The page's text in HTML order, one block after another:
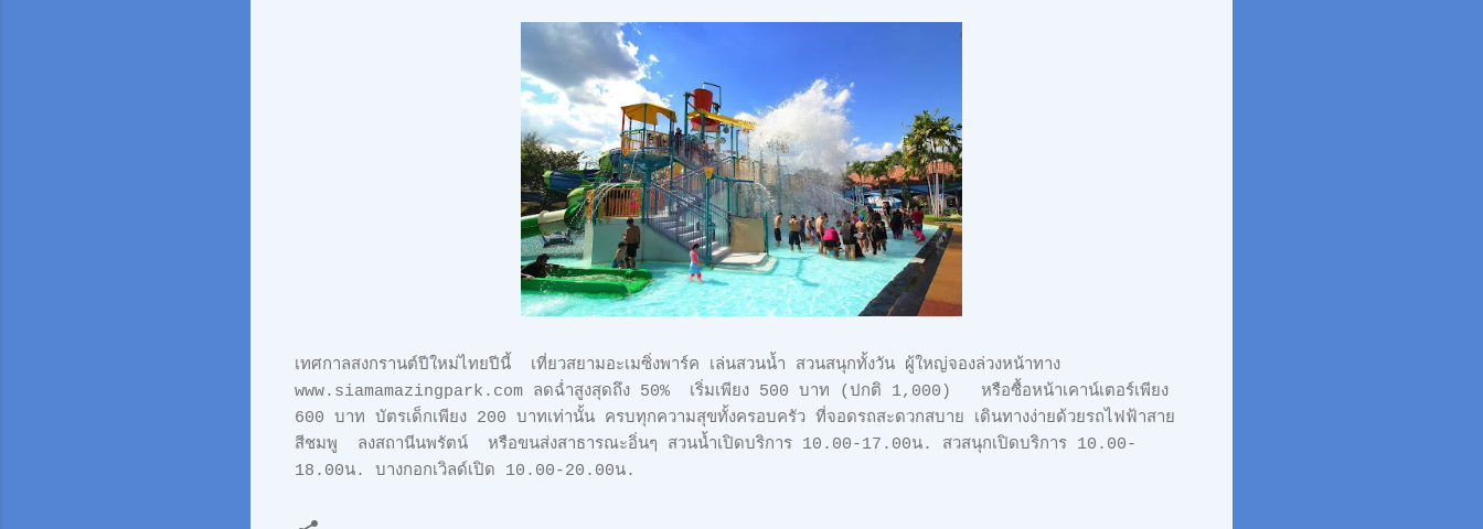
เทศกาลสงกรานต์ปีใหม่ไทยปีนี้ เที่ยวสยามอะเมซิ่งพาร์ค เล่นสวนน้ำ สวนสนุกทั้งวัน ผู้ใหญ่จองล่วงหน้าทาง
www.siamamazingpark.com ลดฉ่ำสูงสุดถึง 50% เริ่มเพียง 500 บาท (ปกติ 1,000) หรือซื้อหน้าเคาน์เตอร์เพียง
600 บาท บัตรเด็กเพียง 200 บาทเท่านั้น ครบทุกความสุขทั้งครอบครัว ที่จอดรถสะดวกสบาย เดินทางง่ายด้วยรถไฟฟ้าสาย
สีชมพู ลงสถานีนพรัตน์ หรือขนส่งสาธารณะอิ่นๆ สวนน้ำเปิดบริการ 10.00-17.00น. สวสนุกเปิดบริการ 10.00-
18.00น. บางกอกเวิลด์เปิด 10.00-20.00น.